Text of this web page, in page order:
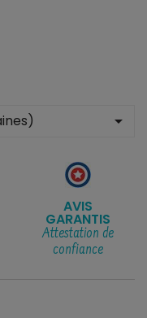
arrow_drop_down
AVIS
GARANTIS
Attestation de
confiance